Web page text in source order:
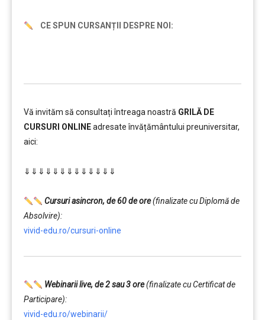
CE SPUN CURSANȚII DESPRE NOI:
Vă invităm să consultați întreaga noastră GRILĂ DE
CURSURI ONLINEadresate învățământului preuniversitar,
aici:
⇓⇓⇓⇓⇓⇓⇓⇓⇓⇓⇓⇓⇓
Cursuri asincron, de 60 de ore(finalizate cu Diplomă de
Absolvire):
vivid-edu.ro/cursuri-online
Webinarii live, de 2 sau 3 ore(finalizate cu Certificat de
Participare):
vivid-edu.ro/webinarii/